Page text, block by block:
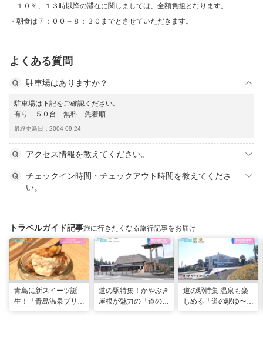
１０％、１３時以降の滞在に関しましては、全額負担となります。
朝食は７：００～８：３０までとさせていただきます。
よくある質問
駐車場はありますか？
駐車場は下記をご確認ください。
有り ５０台 無料 先着順
最終更新日：2004-09-24
アクセス情報を教えてください。
チェックイン時間・チェックアウト時間を教えてくださ
い。
トラベルガイド記事旅に行きたくなる旅行記事をお届け
青島に新スイーツ誕
生！「青島温泉プリ
道の駅特集！かやぶき
屋根が魅力の「道の駅
道の駅特集 温泉も楽
しめる「道の駅ゆ〜ぱ